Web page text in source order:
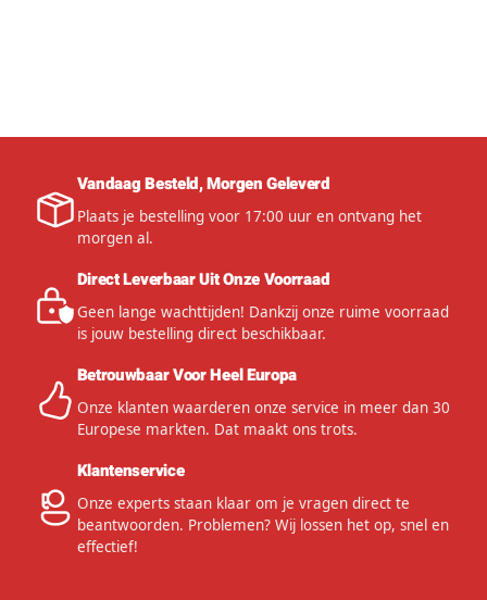
Vandaag Besteld, Morgen Geleverd
Plaats je bestelling voor 17:00 uur en ontvang het
morgen al.
Direct Leverbaar Uit Onze Voorraad
Geen lange wachttijden! Dankzij onze ruime voorraad
is jouw bestelling direct beschikbaar.
Betrouwbaar Voor Heel Europa
Onze klanten waarderen onze service in meer dan 30
Europese markten. Dat maakt ons trots.
Klantenservice
Onze experts staan klaar om je vragen direct te
beantwoorden. Problemen? Wij lossen het op, snel en
effectief!